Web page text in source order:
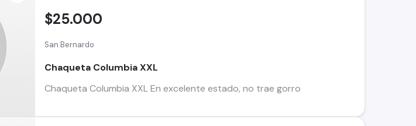
San Bernardo
Chaqueta Columbia XXL
Chaqueta Columbia XXL En excelente estado, no trae gorro
$25.000